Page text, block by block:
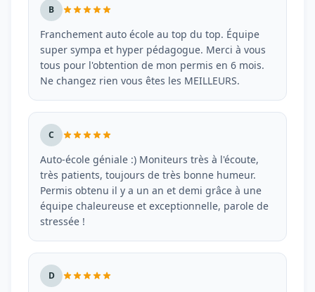
B
Franchement auto école au top du top. Équipe
super sympa et hyper pédagogue. Merci à vous
tous pour l'obtention de mon permis en 6 mois.
Ne changez rien vous êtes les MEILLEURS.
C
Auto-école géniale :) Moniteurs très à l'écoute,
très patients, toujours de très bonne humeur.
Permis obtenu il y a un an et demi grâce à une
équipe chaleureuse et exceptionnelle, parole de
stressée !
D